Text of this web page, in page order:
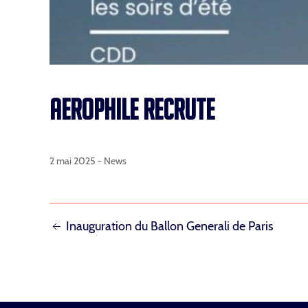
AEROPHILE RECRUTE
2 mai 2025 - News
NAVIGATION
Inauguration du Ballon Generali de Paris